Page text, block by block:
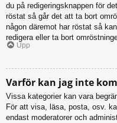
du på redigeringsknappen för
röstat så går det att ta bort
någon däremot har röstat så
redigera eller ta bort
Upp
Varför kan jag inte
Vissa kategorier kan vara
För att visa, läsa, posta, osv.
endast moderatorer och